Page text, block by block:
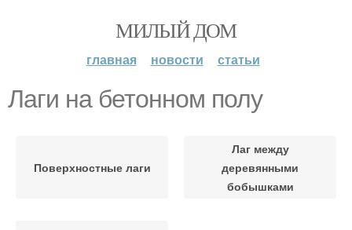
МИЛЫЙ ДОМ
главная новости статьи
Лаги на бетонном полу
Поверхностные лаги
Лаг между
деревянными
бобышками